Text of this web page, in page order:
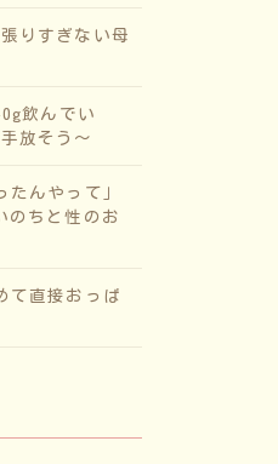
りすぎない母
飲んでい
放そう〜
んやって」
ちと性のお
て直接おっぱ